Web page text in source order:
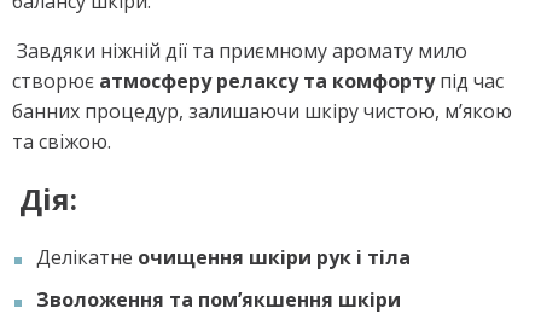
Завдяки ніжній дії та приємному аромату мило
створює атмосферу релаксу та комфортупід час
банних процедур, залишаючи шкіру чистою, м’якою
та свіжою.
Дія:
Делікатне очищення шкіри рук і тіла
Зволоження та пом’якшення шкіри